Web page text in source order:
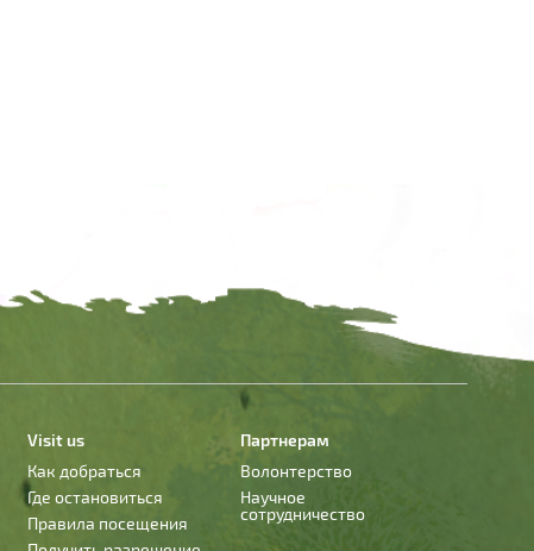
Visit us
Как добраться
Где остановиться
Правила посещения
Партнерам
Волонтерство
Научное
сотрудничество